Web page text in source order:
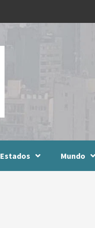
Estados Mundo